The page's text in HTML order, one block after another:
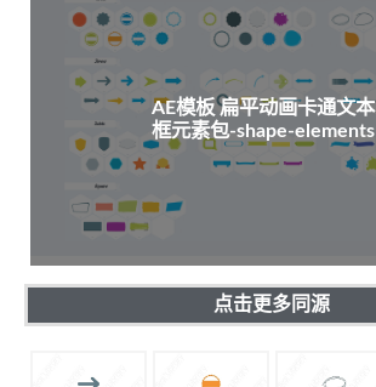
AE模板 扁平动画卡通文本
框元素包-shape-elements
点击更多同源